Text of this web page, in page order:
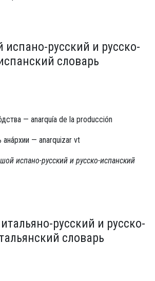
испано-русский и русско-
словарь
— anarquía de la producción
ана́рхии — anarquizar vt
испано-русский и русско-испанский
русский и русско-
словарь